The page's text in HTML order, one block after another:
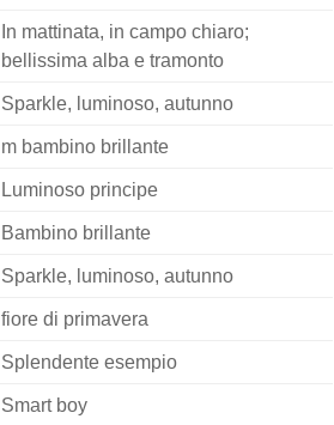
In mattinata, in campo chiaro;
bellissima alba e tramonto
Sparkle, luminoso, autunno
m bambino brillante
Luminoso principe
Bambino brillante
Sparkle, luminoso, autunno
fiore di primavera
Splendente esempio
Smart boy